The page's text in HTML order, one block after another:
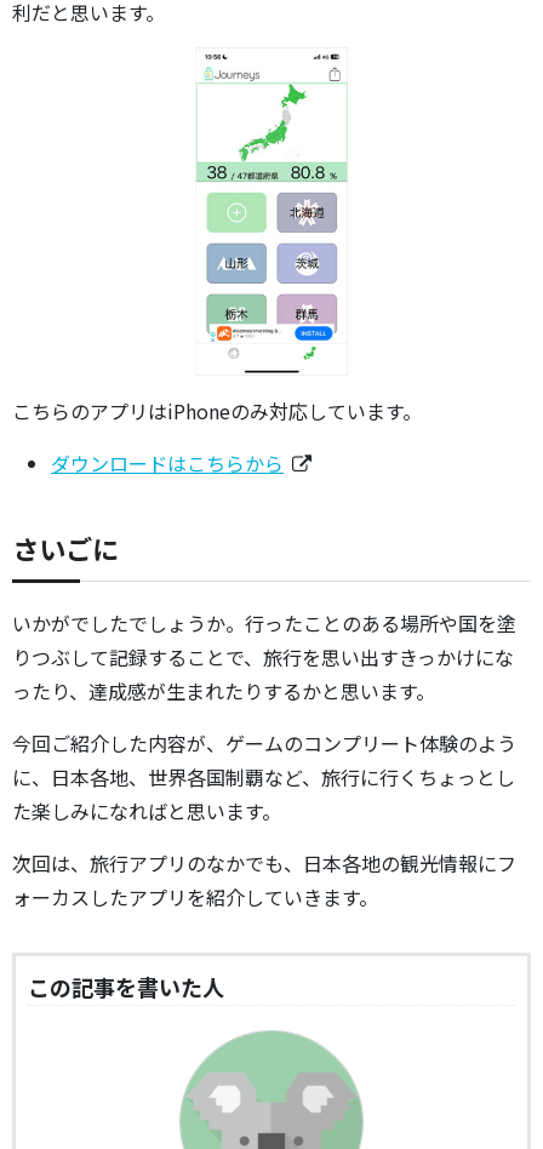
利だと思います。
こちらのアプリはiPhoneのみ対応しています。
ダウンロードはこちらから
さいごに
いかがでしたでしょうか。行ったことのある場所や国を塗
りつぶして記録することで、旅行を思い出すきっかけにな
ったり、達成感が生まれたりするかと思います。
今回ご紹介した内容が、ゲームのコンプリート体験のよう
に、日本各地、世界各国制覇など、旅行に行くちょっとし
た楽しみになればと思います。
次回は、旅行アプリのなかでも、日本各地の観光情報にフ
ォーカスしたアプリを紹介していきます。
この記事を書いた人